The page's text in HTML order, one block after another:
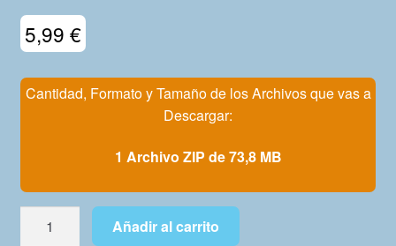
Mi Cuenta
5,99 €
Cantidad, Formato y Tamaño de los Archivos que vas a
Descargar:
1 Archivo ZIP de 73,8 MB
Añadir al carrito